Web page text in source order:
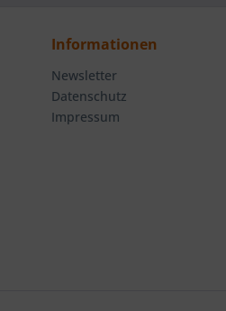
Informationen
Newsletter
Datenschutz
Impressum